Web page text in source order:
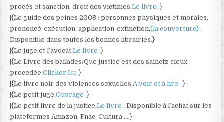
procès et sanction, droit des victimes,Le livre.}
|{Le guide des peines 2008 : personnes physiques et morales,
prononcé-exécution, application-extinction,(la couverture).
Disponible dans toutes les bonnes librairies.}
|{Le juge et l’avocat,Le livre.}
|{Le Livre des ballades/Que justice est des sainctz cieux
procedée,Clicker Ici.}
|{Le livre noir des violences sexuelles,A voir et à lire..}
|{Le petit juge,Ouvrage.}
|{Le petit livre de la justice,Le livre. Disponible à l’achat sur les
plateformes Amazon, Fnac, Cultura ….}